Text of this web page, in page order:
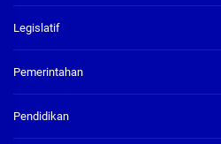
Legislatif
Pemerintahan
Pendidikan